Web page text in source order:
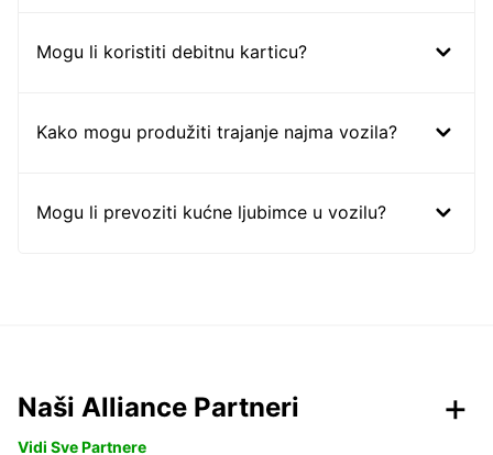
Mogu li koristiti debitnu karticu?
Kako mogu produžiti trajanje najma vozila?
Mogu li prevoziti kućne ljubimce u vozilu?
Naši Alliance Partneri
Vidi Sve Partnere